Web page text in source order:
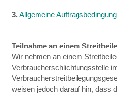
3.Allgemeine
Teilnahme an einem
Wir nehmen an einem
Verbraucherschlichtungsstelle
weisen jedoch darauf hin, dass